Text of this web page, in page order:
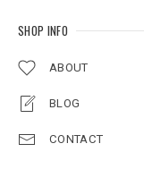
SHOP INFO
ABOUT
BLOG
CONTACT